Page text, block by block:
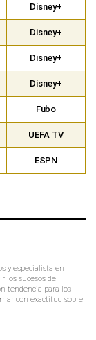
Disney+
Disney+
Disney+
Disney+
Fubo
UEFA TV
ESPN
y especialista en
los sucesos de
tendencia para los
con exactitud sobre